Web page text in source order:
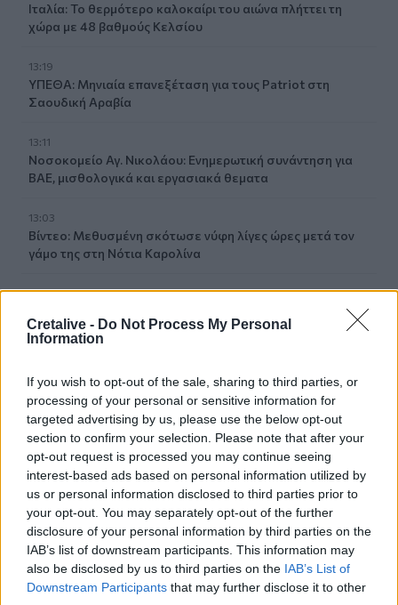
Cretalive - Do Not Process My Personal
Information
If you wish to opt-out of the sale, sharing to third parties, or
processing of your personal or sensitive information for
targeted advertising by us, please use the below opt-out
section to confirm your selection. Please note that after your
opt-out request is processed you may continue seeing
interest-based ads based on personal information utilized by
us or personal information disclosed to third parties prior to
your opt-out. You may separately opt-out of the further
disclosure of your personal information by third parties on the
IAB’s list of downstream participants. This information may
also be disclosed by us to third parties on the IAB’s List of
Downstream Participants that may further disclose it to other
Ιταλία: Το θερμότερο καλοκαίρι του αιώνα πλήττει τη
χώρα με 48 βαθμούς Κελσίου
13:19
ΥΠΕΘΑ: Μηνιαία επανεξέταση για τους Patriot στη
Σαουδική Αραβία
13:11
Νοσοκομείο Αγ. Νικολάου: Ενημερωτική συνάντηση για
ΒΑΕ, μισθολογικά και εργασιακά θεματα
13:03
Βίντεο: Μεθυσμένη σκότωσε νύφη λίγες ώρες μετά τον
γάμο της στη Νότια Καρολίνα
13:02
Νέες ειδικότητες στη Σχολή Ανώτερης Επαγγελματικής
Κατάρτισης Χανίων
Τουρισμός για Όλους 2026: Άνοιξε η πλατφόρμα για τα
ΑΦΜ που λήγουν σε 7 ή 8
12:54
Κάλεσα σε σύσκεψη για το πρώην Λατομείο Ανώπολης
12:46
Βρέθηκε σορός στον Λυκαβηττό κοντά στο εκκλησάκι
των Αγίων Ισιδώρων
Τζο Μπάιντεν: «Ο καρκίνος έχει εξαπλωθεί, είναι πολύ